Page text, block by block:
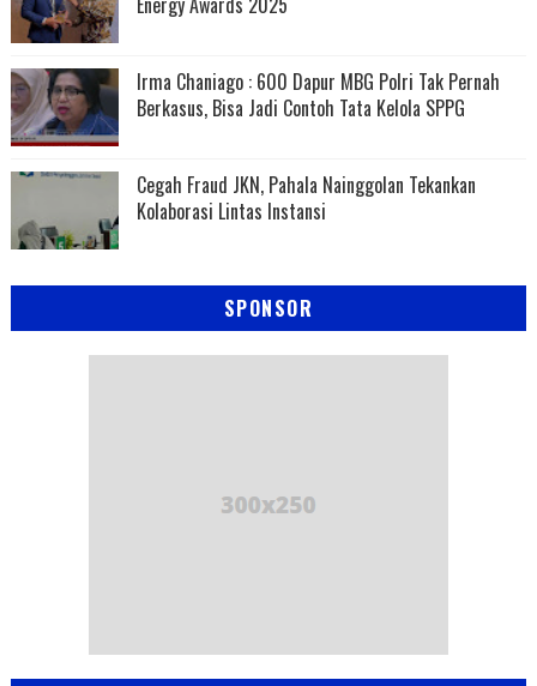
Irma Chaniago : 600 Dapur MBG Polri Tak Pernah
Berkasus, Bisa Jadi Contoh Tata Kelola SPPG
Cegah Fraud JKN, Pahala Nainggolan Tekankan
Kolaborasi Lintas Instansi
SPONSOR